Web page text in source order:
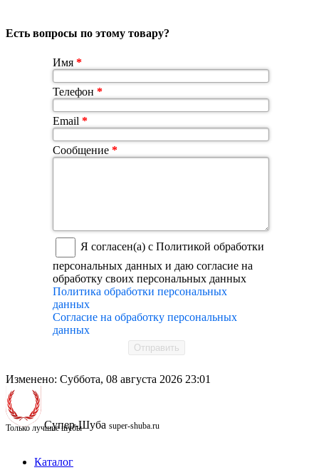
Есть вопросы по этому товару?
Имя *
Телефон *
Email *
Сообщение *
Я согласен(а) с Политикой обработки
персональных данных и даю согласие на
обработку своих персональных данных
Политика обработки персональных
данных
Согласие на обработку персональных
данных
Отправить
Изменено: Суббота, 08 августа 2026 23:01
Супер-Шуба super-shuba.ru
Только лучшие шубы
Каталог